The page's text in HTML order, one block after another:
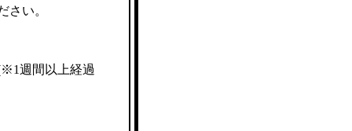
さい。
週間以上経過